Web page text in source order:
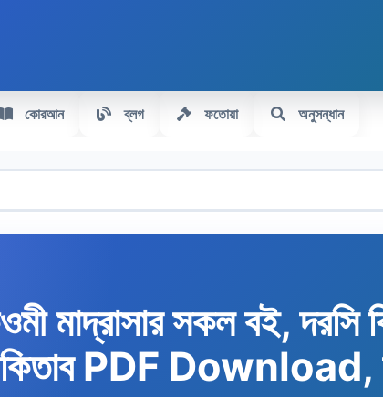
কোরআন ব্লগ ফতোয়া অনুসন্ধান
মাদ্রাসার সকল বই, দরসি
কিতাব PDF Download,